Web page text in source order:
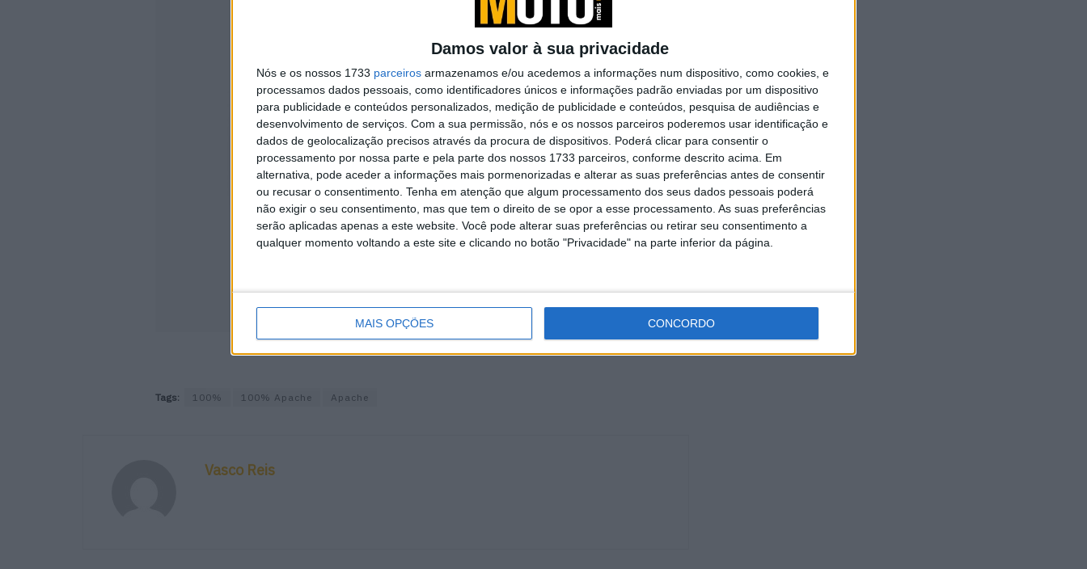
Damos valor à sua privacidade
Nós e os nossos 1733 parceiros armazenamos e/ou acedemos a informações num dispositivo, como cookies, e
processamos dados pessoais, como identificadores únicos e informações padrão enviadas por um dispositivo
para publicidade e conteúdos personalizados, medição de publicidade e conteúdos, pesquisa de audiências e
desenvolvimento de serviços. Com a sua permissão, nós e os nossos parceiros poderemos usar identificação e
dados de geolocalização precisos através da procura de dispositivos. Poderá clicar para consentir o
processamento por nossa parte e pela parte dos nossos 1733 parceiros, conforme descrito acima. Em
alternativa, pode aceder a informações mais pormenorizadas e alterar as suas preferências antes de consentir
ou recusar o consentimento. Tenha em atenção que algum processamento dos seus dados pessoais poderá
não exigir o seu consentimento, mas que tem o direito de se opor a esse processamento. As suas preferências
serão aplicadas apenas a este website. Você pode alterar suas preferências ou retirar seu consentimento a
qualquer momento voltando a este site e clicando no botão "Privacidade" na parte inferior da página.
MAIS OPÇÕES CONCORDO
Tags: 100% 100% Apache Apache
Vasco Reis